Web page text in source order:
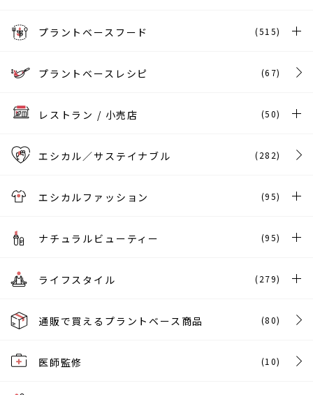
プラントベースフード (515)
プラントベースレシピ (67)
レストラン / 小売店 (50)
エシカル／サステイナブル (282)
エシカルファッション (95)
ナチュラルビューティー (95)
ライフスタイル (279)
通販で買えるプラントベース商品 (80)
医師監修 (10)